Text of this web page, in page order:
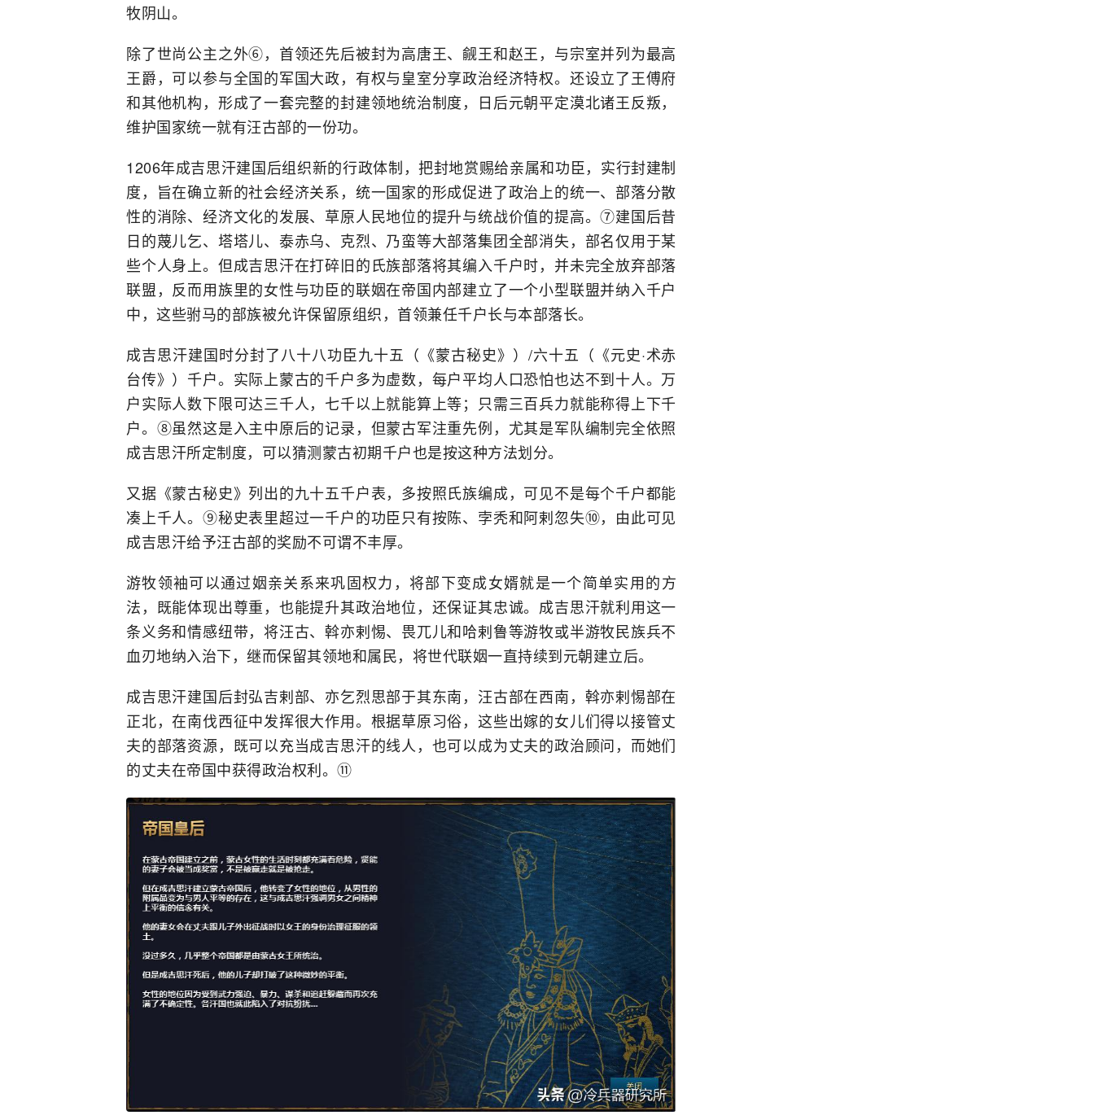
牧阴山。
除了世尚公主之外⑥，首领还先后被封为高唐王、觎王和赵王，与宗室并列为最高
王爵，可以参与全国的军国大政，有权与皇室分享政治经济特权。还设立了王傅府
和其他机构，形成了一套完整的封建领地统治制度，日后元朝平定漠北诸王反叛，
维护国家统一就有汪古部的一份功。
1206年成吉思汗建国后组织新的行政体制，把封地赏赐给亲属和功臣，实行封建制
度，旨在确立新的社会经济关系，统一国家的形成促进了政治上的统一、部落分散
性的消除、经济文化的发展、草原人民地位的提升与统战价值的提高。⑦建国后昔
日的蔑儿乞、塔塔儿、泰赤乌、克烈、乃蛮等大部落集团全部消失，部名仅用于某
些个人身上。但成吉思汗在打碎旧的氏族部落将其编入千户时，并未完全放弃部落
联盟，反而用族里的女性与功臣的联姻在帝国内部建立了一个小型联盟并纳入千户
中，这些驸马的部族被允许保留原组织，首领兼任千户长与本部落长。
成吉思汗建国时分封了八十八功臣九十五（《蒙古秘史》）/六十五（《元史·术赤
台传》）千户。实际上蒙古的千户多为虚数，每户平均人口恐怕也达不到十人。万
户实际人数下限可达三千人，七千以上就能算上等；只需三百兵力就能称得上下千
户。⑧虽然这是入主中原后的记录，但蒙古军注重先例，尤其是军队编制完全依照
成吉思汗所定制度，可以猜测蒙古初期千户也是按这种方法划分。
又据《蒙古秘史》列出的九十五千户表，多按照氏族编成，可见不是每个千户都能
凑上千人。⑨秘史表里超过一千户的功臣只有按陈、孛秃和阿剌忽失⑩，由此可见
成吉思汗给予汪古部的奖励不可谓不丰厚。
游牧领袖可以通过姻亲关系来巩固权力，将部下变成女婿就是一个简单实用的方
法，既能体现出尊重，也能提升其政治地位，还保证其忠诚。成吉思汗就利用这一
条义务和情感纽带，将汪古、斡亦剌惕、畏兀儿和哈剌鲁等游牧或半游牧民族兵不
血刃地纳入治下，继而保留其领地和属民，将世代联姻一直持续到元朝建立后。
成吉思汗建国后封弘吉剌部、亦乞烈思部于其东南，汪古部在西南，斡亦剌惕部在
正北，在南伐西征中发挥很大作用。根据草原习俗，这些出嫁的女儿们得以接管丈
夫的部落资源，既可以充当成吉思汗的线人，也可以成为丈夫的政治顾问，而她们
的丈夫在帝国中获得政治权利。⑪